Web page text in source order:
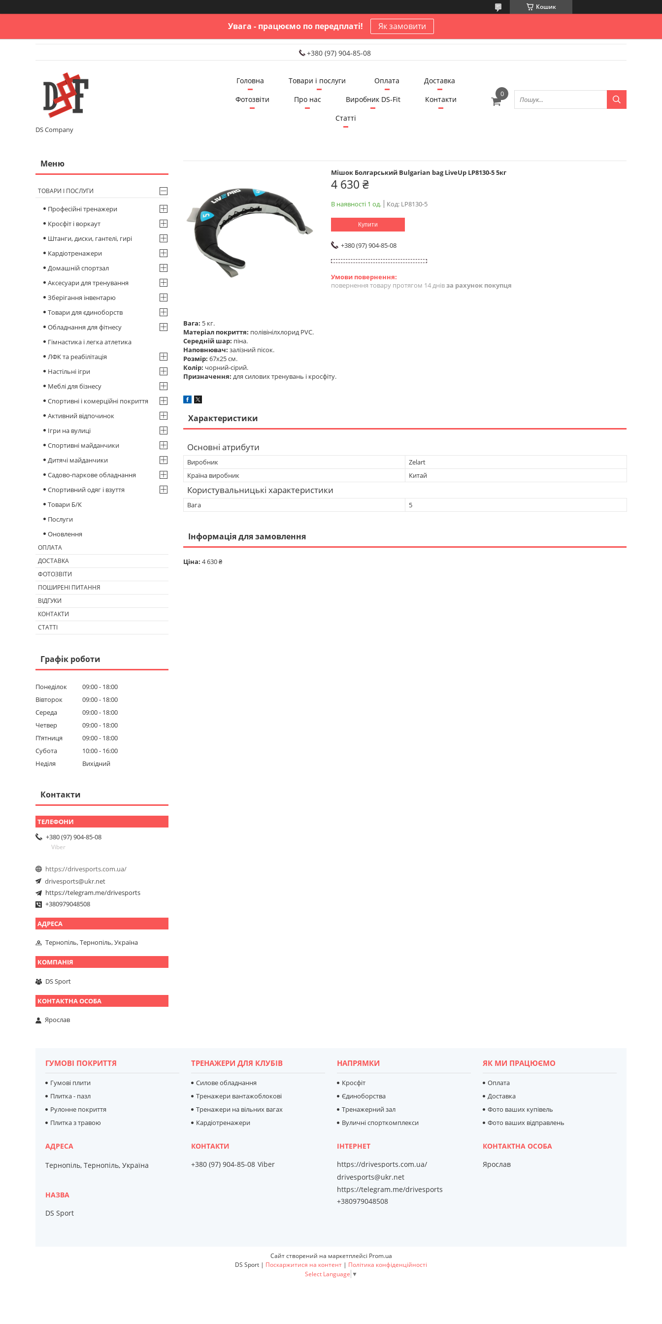
Кошик
Увага - працюємо по передплаті! Як замовити
+380 (97) 904-85-08
DS Company
Головна Товари і послуги Оплата
Доставка
Фотозвіти
Про нас Виробник DS-Fit
Контакти
Статті
Мішок Болгарський Bulgarian bag LiveUp LP8130-5 5кг
4 630 ₴
В наявності 1 од. Код: LP8130-5
Купити
+380 (97) 904-85-08
повернення товару протягом 14 днівза рахунок покупця
Вага: 5 кг.
Матеріал покриття: полівінілхлорид PVC.
Середній шар: піна.
Наповнювач: залізний пісок.
Розмір: 67х25 см.
Колір: чорний-сірий.
Призначення: для силових тренувань і кросфіту.
Характеристики
Основні атрибути
Виробник
Zelart
Країна виробник
Китай
Користувальницькі характеристики
Вага 5
Інформація для замовлення
Ціна: 4 630 ₴
ТОВАРИ І ПОСЛУГИ
Професійні тренажери
Кросфіт і воркаут
Штанги, диски, гантелі, гирі
Кардіотренажери
Домашній спортзал
Аксесуари для тренування
Зберігання інвентарю
Товари для єдиноборств
Обладнання для фітнесу
Гімнастика і легка атлетика
ЛФК та реабілітація
Настільні ігри
Меблі для бізнесу
Спортивні і комерційні покриття
Активний відпочинок
Ігри на вулиці
Спортивні майданчики
Дитячі майданчики
Садово-паркове обладнання
Спортивний одяг і взуття
Товари Б/К
Послуги
Оновлення
ОПЛАТА
ДОСТАВКА
ФОТОЗВІТИ
ПОШИРЕНІ ПИТАННЯ
ВІДГУКИ
КОНТАКТИ
СТАТТІ
Графік роботи
Понеділок 09:00
18:00
Вівторок
09:00
18:00
Середа
09:00
18:00
Четвер
09:00
18:00
Пʼятниця
09:00
18:00
Субота
10:00
16:00
Неділя
Вихідний
Контакти
+380 (97) 904-85-08
Viber
https://drivesports.com.ua/
drivesports@ukr.net
https://telegram.me/drivesports
+380979048508
Тернопіль, Тернопіль, Україна
DS Sport
Ярослав
ГУМОВІ ПОКРИТТЯ
Гумові плити
Плитка - пазл
Рулонне покриття
Плитка з травою
ТРЕНАЖЕРИ ДЛЯ КЛУБІВ
Силове обладнання
Тренажери вантажоблокові
Тренажери на вільних вагах
Кардіотренажери
НАПРЯМКИ
Кросфіт
Єдиноборства
Тренажерний зал
Вуличні спорткомплекси
ЯК МИ ПРАЦЮЄМО
Оплата
Доставка
Фото ваших купівель
Фото ваших відправлень
Тернопіль, Тернопіль, Україна
DS Sport
+380 (97) 904-85-08 Viber
https://drivesports.com.ua/
drivesports@ukr.net
https://telegram.me/drivesports
+380979048508
Ярослав
Сайт створений на маркетплейсі Prom.ua
DS Sport | Поскаржитися на контент | Політика конфіденційності
Select Language ▼